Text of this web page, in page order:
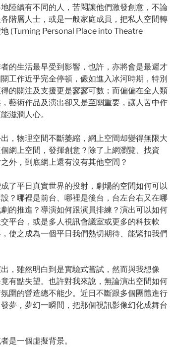
陸續有不同的人，苦悶讓他們激發創意，不論
階層人士，或是一般家庭成員，把私人空間轉
(Turning Personal Place into Theatre
的生活最早受到影響，也許，亦將會是最遲才
工作近乎完全停頓，儼如進入冰河時期，特別
的關注及支援更是寥寥可數；而偏偏在全人類
藝術作品及演出卻又是至關重要，讓人苦中作
滋潤人心。
，物理空間不斷萎縮，網上空間却變得無限大
網上空間，發揮創意？除了上網瀏覽、找資
外，到底網上還有沒有其他空間？
了平日真實世界的投射，劇場的空間如何可以
？哪裡是前台、哪裡是後台，台左台右又在哪
的推進？導演如何跟演員排練？演出可以如何
平台，或是多人視訊會議室或更多的科技軟
使之成為一個平日我們熱切期待、能緊扣我們
，雖然明白到是實驗式嘗試，然而與我想像
有點失望。也許對我來說，無論演出空間如何
圍的營造總不能少。近日不斷跟多個團體進行
夢，夢幻一瞬間，把那個視訊影像幻化成舞台
是一個虛擬背景。